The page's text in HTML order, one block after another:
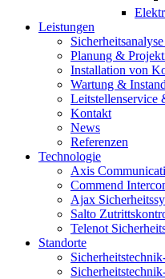
Leistungen
Planung &
Installation von
Wartung &
Leitstellenservice
Kontakt
News
Referenzen
Technologie
Axis
Commend
Ajax
Salto
Telenot
Standorte